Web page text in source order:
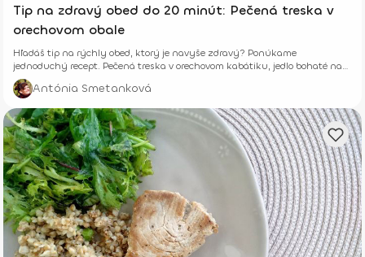
Tip na zdravý obed do 20 minút: Pečená treska v
orechovom obale
Hľadáš tip na rýchly obed, ktorý je navyše zdravý? Ponúkame
jednoduchý recept. Pečená treska v orechovom kabátiku, jedlo bohaté na
jód.
Antónia Smetanková